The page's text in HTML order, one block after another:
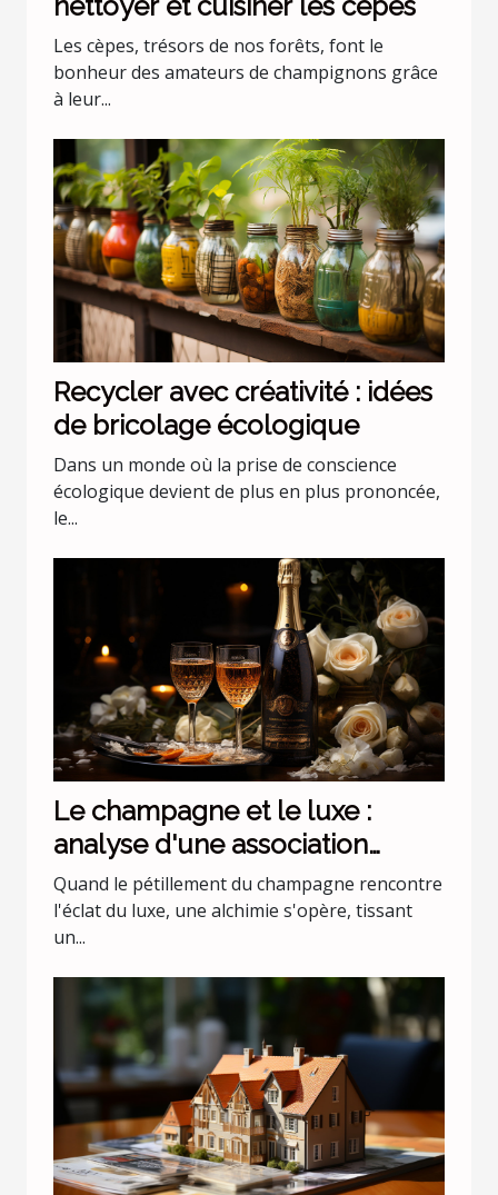
Les cèpes, trésors de nos forêts, font le
bonheur des amateurs de champignons grâce
à leur...
Recycler avec créativité : idées
de bricolage écologique
Dans un monde où la prise de conscience
écologique devient de plus en plus prononcée,
le...
Le champagne et le luxe :
analyse d'une association
incontournable
Quand le pétillement du champagne rencontre
l'éclat du luxe, une alchimie s'opère, tissant
un...